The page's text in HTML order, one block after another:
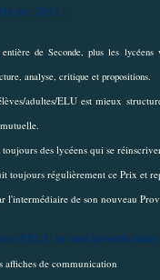
en 2011 :
de Seconde, plus les
analyse, critique et propositions.
adultes/ELU est mieux
des lycéens qui se
toujours régulièrement ce Prix et
l'intermédiaire de son nouveau
d'ELU se sont investis dans
affiches de communication